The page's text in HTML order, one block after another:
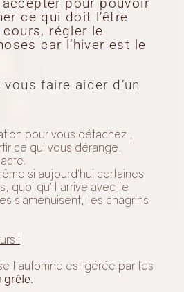
un jugement critique
votre
le changement et le
ce qui est arrivé
votre vie cette année
avons réagit, si
peut- être le
pour pouvoir
cours, régler le
car l’hiver est le
faire aider d’un
pour vous détachez ,
si aujourd’hui certaines